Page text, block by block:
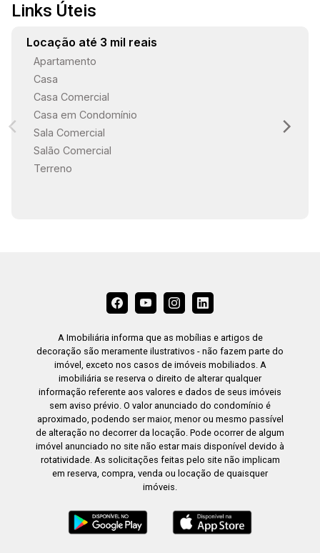
Links Úteis
Locação até 3 mil reais
Apartamento
Casa
Casa Comercial
Casa em Condomínio
Sala Comercial
Salão Comercial
Terreno
A Imobiliária informa que as mobílias e artigos de
decoração são meramente ilustrativos - não fazem parte do
imóvel, exceto nos casos de imóveis mobiliados. A
imobiliária se reserva o direito de alterar qualquer
informação referente aos valores e dados de seus imóveis
sem aviso prévio. O valor anunciado do condomínio é
aproximado, podendo ser maior, menor ou mesmo passível
de alteração no decorrer da locação. Pode ocorrer de algum
imóvel anunciado no site não estar mais disponível devido à
rotatividade. As solicitações feitas pelo site não implicam
em reserva, compra, venda ou locação de quaisquer
imóveis.